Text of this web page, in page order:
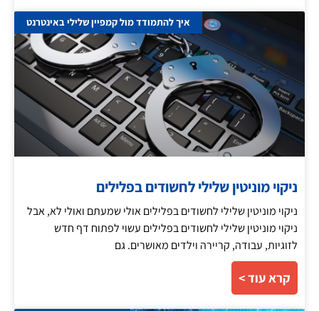
איך להתמודד מול קמפיין שלילי באינטרנט
ניקוי מוניטין שלילי לחשודים בפלילים
ניקוי מוניטין שלילי לחשודים בפלילים אולי שמעתם ואולי לא, אבל
ניקוי מוניטין שלילי לחשודים בפלילים עשוי לפתוח דף חדש
לזוגיות, עבודה, קריירה וילדים מאושרים. גם
קרא עוד >